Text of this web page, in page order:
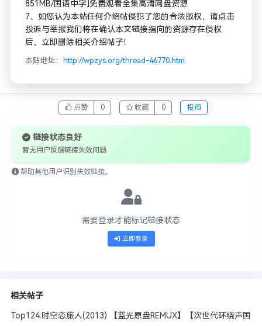
851MB/国语中字]免费观看全集高清网盘资源
7、如您认为本站任何介绍帖侵犯了您的合法版权，请点击
投诉与举报我们将在确认本文链接指向的资源存在侵权
后，立即删除相关介绍帖子！
本贴地址： http://wpzys.org/thread-46770.htm
点赞 0 收藏 0 投币
链接状态良好
暂无用户反馈链接失效问题
帮助其他用户识别失效链接。
需要登录才能标记链接状态
立即登录
相关帖子
Top124.时空恋旅人(2013) 【蓝光原盘REMUX】【次世代环绕声国